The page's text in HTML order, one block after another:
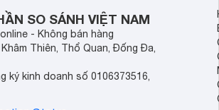
SO SÁNH VIỆT NAM
- Không bán hàng
Thiên, Thổ Quan, Đống Đa,
ký kinh doanh số 0106373516,